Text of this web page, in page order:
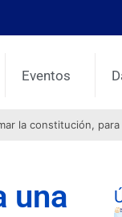
Eventos
la constitución,
una